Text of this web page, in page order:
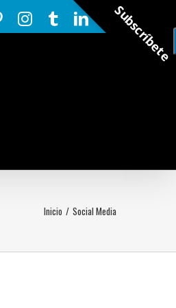
PinterestInstagram
TumblrLinkedIn
Rss
Inicio / Social Media
Subscríbete